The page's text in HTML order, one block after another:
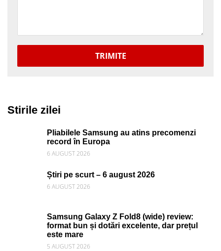
TRIMITE
Stirile zilei
Pliabilele Samsung au atins precomenzi
record în Europa
6 AUGUST 2026
Știri pe scurt – 6 august 2026
6 AUGUST 2026
Samsung Galaxy Z Fold8 (wide) review:
format bun și dotări excelente, dar prețul
este mare
5 AUGUST 2026